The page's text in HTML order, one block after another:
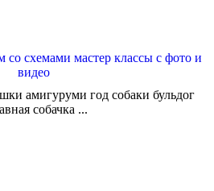
со схемами мастер классы с фото и
видео
амигуруми год собаки бульдог
собачка ...